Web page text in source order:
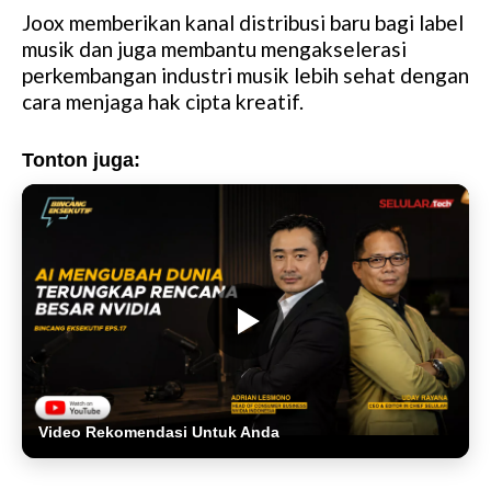
Joox memberikan kanal distribusi baru bagi label
musik dan juga membantu mengakselerasi
perkembangan industri musik lebih sehat dengan
cara menjaga hak cipta kreatif.
Tonton juga:
Video Rekomendasi Untuk Anda